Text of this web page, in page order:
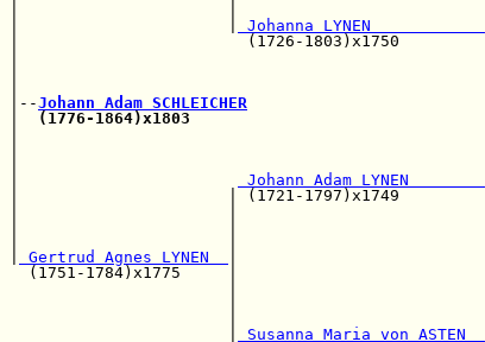
|                      |
Johanna LYNEN
|                        (1726-
|
|
|--Johann Adam SCHLEICHER
(1776-1864)x1803
|
|
Johann Adam LYNEN
|                      | (1721-
|                      |
|                      |
Gertrud Agnes LYNEN
(1751-
|
|
Susanna Maria von ASTEN